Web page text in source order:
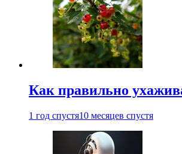
Как правильно
1 год спустя10 месяцев спустя